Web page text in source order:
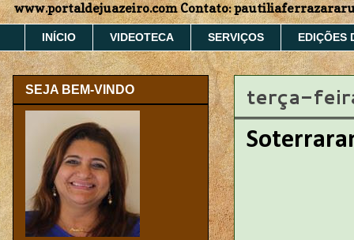
www.portaldejuazeiro.com Contato:
INÍCIO VIDEOTECA SERVIÇOS EDIÇÕES
terça-
SEJA BEM-VINDO